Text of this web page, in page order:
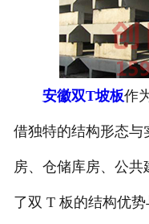
安徽双T坡板作
借独特的结构形态与
房、仓储库房、公
了双 T 板的结构优